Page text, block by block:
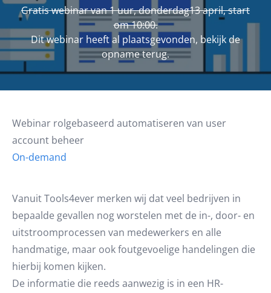
Gratis webinar van 1 uur, donderdag13 april, start
om 10:00.
Dit webinar heeft al plaatsgevonden, bekijk de
opname terug.
Webinar rolgebaseerd automatiseren van user
account beheer
On-demand
Vanuit Tools4ever merken wij dat veel bedrijven in
bepaalde gevallen nog worstelen met de in-, door- en
uitstroomprocessen van medewerkers en alle
handmatige, maar ook foutgevoelige handelingen die
hierbij komen kijken.
De informatie die reeds aanwezig is in een HR-